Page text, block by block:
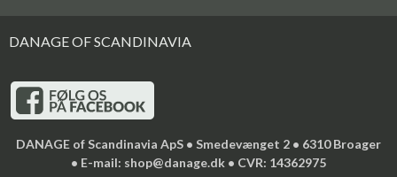
DANAGE OF SCANDINAVIA
DANAGE of Scandinavia ApS • Smedevænget 2 • 6310 Broager
• E-mail: shop@danage.dk • CVR: 14362975